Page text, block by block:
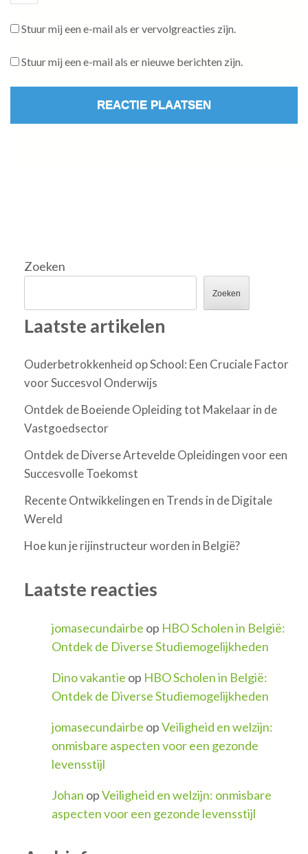
Stuur mij een e-mail als er vervolgreacties zijn.
Stuur mij een e-mail als er nieuwe berichten zijn.
Zoeken
Zoeken
Laatste artikelen
Ouderbetrokkenheid op School: Een Cruciale Factor
voor Succesvol Onderwijs
Ontdek de Boeiende Opleiding tot Makelaar in de
Vastgoedsector
Ontdek de Diverse Artevelde Opleidingen voor een
Succesvolle Toekomst
Recente Ontwikkelingen en Trends in de Digitale
Wereld
Hoe kun je rijinstructeur worden in België?
Laatste reacties
jomasecundairbe op HBO Scholen in België:
Ontdek de Diverse Studiemogelijkheden
Dino vakantie op HBO Scholen in België:
Ontdek de Diverse Studiemogelijkheden
jomasecundairbe opVeiligheid en welzijn:
onmisbare aspecten voor een gezonde
levensstijl
Johan opVeiligheid en welzijn: onmisbare
aspecten voor een gezonde levensstijl